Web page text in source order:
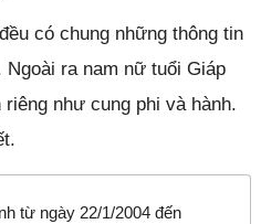
có chung những thông tin
ra nam nữ tuổi Giáp
như cung phi và hành.
từ ngày 22/1/2004 đến